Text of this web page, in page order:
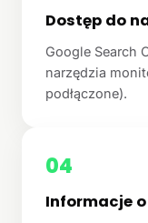
Dostęp do
Google Search
narzędzia
podłączone).
04
Informacje